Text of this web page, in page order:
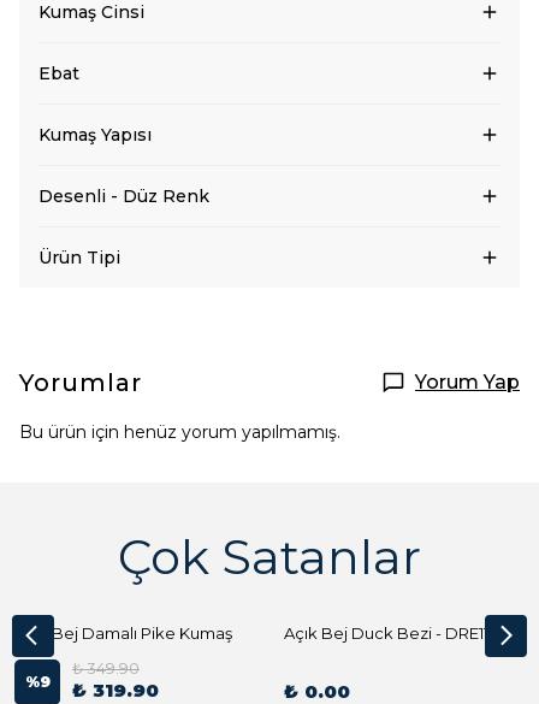
Kumaş Cinsi
Ebat
Kumaş Yapısı
Desenli - Düz Renk
Ürün Tipi
Yorumlar Yorum Yap
Bu ürün için henüz yorum yapılmamış.
Çok Satanlar
Açık Bej Damalı Pike Kumaş
%9
₺ 349.90
₺ 319.90
Açık Bej Duck Bezi - DRE1144 Kumaş Peçete
₺ 0.00